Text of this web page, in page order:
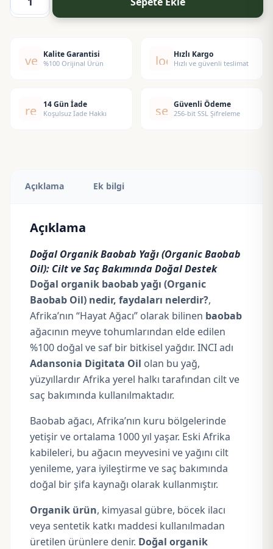
Baobab
Baobab
adet
verified
Kalite Garantisi
%100 Orijinal Ürün local_shipping
Hızlı Kargo
Hızlı ve güvenli teslimat
replay14 Gün İade
Koşulsuz İade Hakkı security
Güvenli Ödeme
256-bit SSL Şifreleme
Açıklama Ek bilgi
Açıklama
Doğal Organik Baobab Yağı (Organic Baobab
Oil): Cilt ve Saç Bakımında Doğal Destek
Doğal organik baobab yağı (Organic
Baobab Oil) nedir, faydaları nelerdir?,
Afrika’nın “Hayat Ağacı” olarak bilinen baobab
ağacının meyve tohumlarından elde edilen
%100 doğal ve saf bir bitkisel yağdır. INCI adı
Adansonia Digitata Oil olan bu yağ,
yüzyıllardır Afrika yerel halkı tarafından cilt ve
saç bakımında kullanılmaktadır.
Baobab ağacı, Afrika’nın kuru bölgelerinde
yetişir ve ortalama 1000 yıl yaşar. Eski Afrika
kabileleri, bu ağacın meyvesini ve yağını cilt
yenileme, yara iyileştirme ve saç bakımında
doğal bir şifa kaynağı olarak kullanmıştır.
Organik ürün, kimyasal gübre, böcek ilacı
veya sentetik katkı maddesi kullanılmadan
üretilen ürünlere denir. Doğal organik